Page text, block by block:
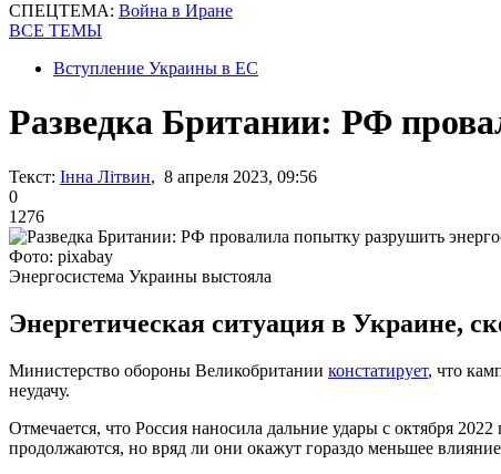
СПЕЦТЕМА: Война в Иране
ВСЕ ТЕМЫ
Вступление Украины в ЕС
Разведка Британии: РФ
Текст: Інна Літвин, 8 апреля 2023, 09:56
0
1276
Фото: pixabay
Энергосистема Украины выстояла
Энергетическая ситуация в Украине,
Министерство обороны Великобритании констатирует, что
неудачу.
Отмечается, что Россия наносила дальние удары с октября
продолжаются, но вряд ли они окажут гораздо меньшее влияние